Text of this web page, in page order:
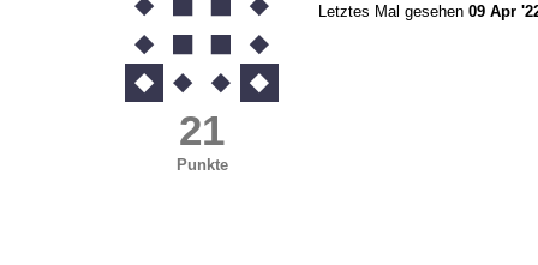
21
Punkte
Letztes Mal gesehen 09 Apr